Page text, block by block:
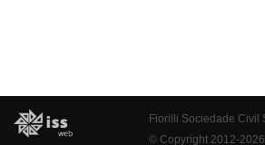
Fiorilli Sociedade Civil
© Copyright 2012-